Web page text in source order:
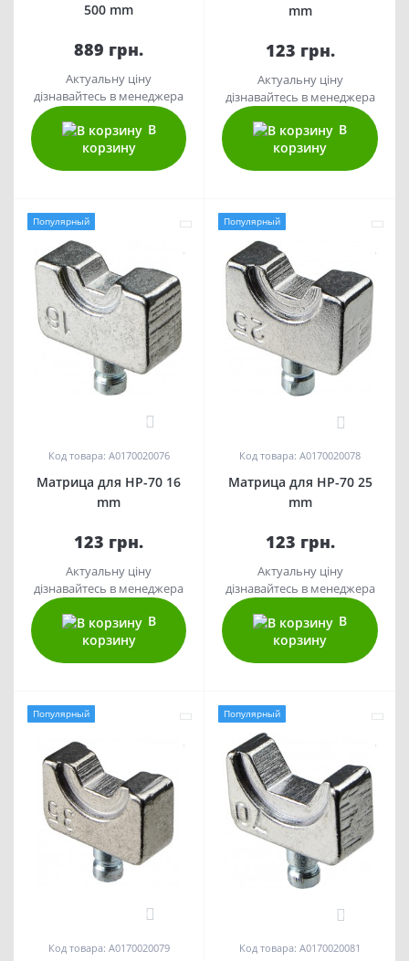
500 mm
889 грн.
Актуальну ціну
дізнавайтесь в менеджера
В
корзину
mm
123 грн.
Актуальну ціну
дізнавайтесь в менеджера
В
корзину
Популярный
Код товара: A0170020076
Матрица для HP-70 16
mm
123 грн.
Актуальну ціну
дізнавайтесь в менеджера
В
корзину
Популярный
Код товара: A0170020078
Матрица для HP-70 25
mm
123 грн.
Актуальну ціну
дізнавайтесь в менеджера
В
корзину
Популярный
Код товара: A0170020079
Популярный
Код товара: A0170020081